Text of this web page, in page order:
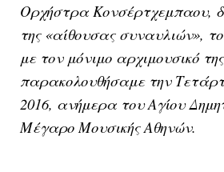
Ορχήστρα Κονσέρτχεμπαου,
της «αίθουσας συναυλιών»,
με τον μόνιμο αρχιμουσικό
παρακολουθήσαμε την
2016, ανήμερα του Αγίου
Μέγαρο Μουσικής Αθηνών.